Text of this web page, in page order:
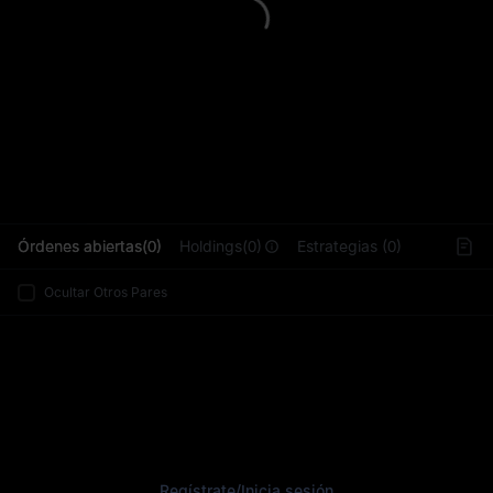
Órdenes abiertas(0) Holdings(0) Estrategias (0)
Ocultar Otros Pares